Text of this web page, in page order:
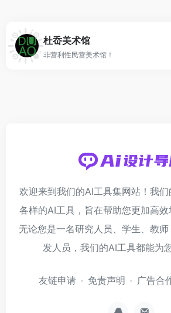
杜岙美术馆
非营利性民营美术馆！
欢迎来到我们的AI工具集网站！我
各样的AI工具，旨在帮助您更加高效
无论您是一名研究人员、学生、教
发人员，我们的AI工具都能为
友链申请 免责声明 广告合